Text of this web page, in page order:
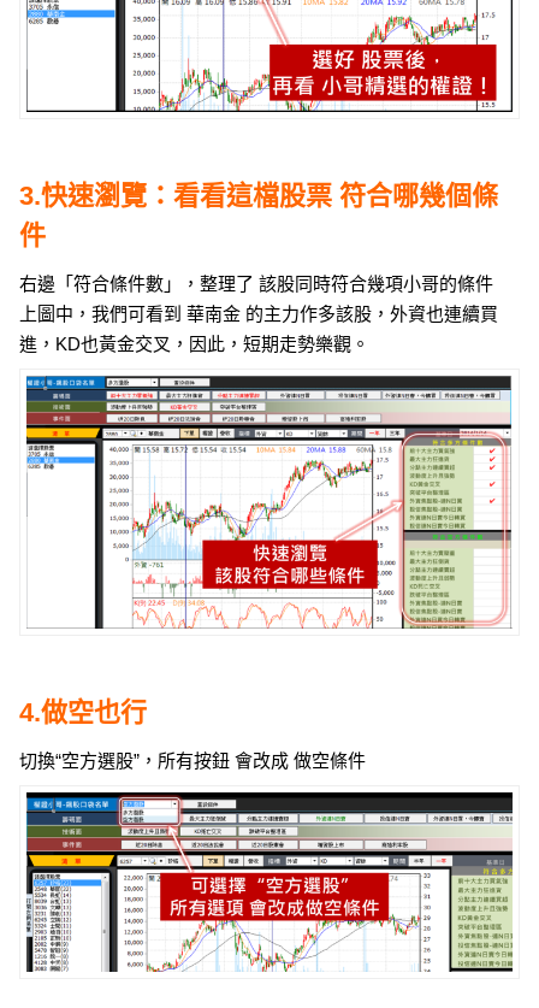
3.快速瀏覽：看看這檔股票 符合哪幾個條
件
右邊「符合條件數」，整理了 該股同時符合幾項小哥的條件
上圖中，我們可看到 華南金 的主力作多該股，外資也連續買
進，KD也黃金交叉，因此，短期走勢樂觀。
4.做空也行
切換“空方選股”，所有按鈕 會改成 做空條件